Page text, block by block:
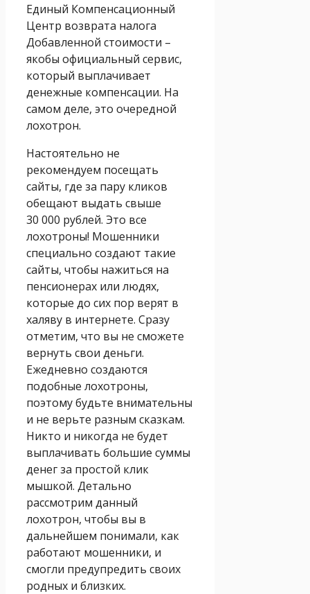
Единый Компенсационный
Центр возврата налога
Добавленной стоимости –
якобы официальный сервис,
который выплачивает
денежные компенсации. На
самом деле, это очередной
лохотрон.
Настоятельно не
рекомендуем посещать
сайты, где за пару кликов
обещают выдать свыше
30 000 рублей. Это все
лохотроны! Мошенники
специально создают такие
сайты, чтобы нажиться на
пенсионерах или людях,
которые до сих пор верят в
халяву в интернете. Сразу
отметим, что вы не сможете
вернуть свои деньги.
Ежедневно создаются
подобные лохотроны,
поэтому будьте внимательны
и не верьте разным сказкам.
Никто и никогда не будет
выплачивать большие суммы
денег за простой клик
мышкой. Детально
рассмотрим данный
лохотрон, чтобы вы в
дальнейшем понимали, как
работают мошенники, и
смогли предупредить своих
родных и близких.